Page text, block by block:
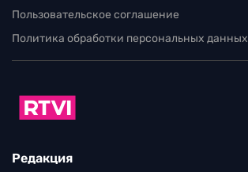
Пользовательское соглашение
Политика обработки персональных данных
Редакция